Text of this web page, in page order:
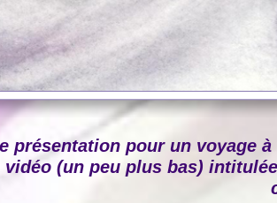
présentation pour un voyage
vidéo (un peu plus bas)